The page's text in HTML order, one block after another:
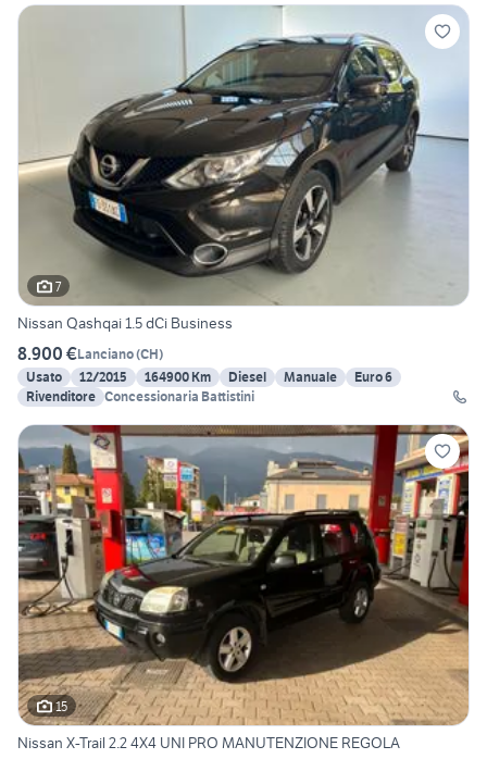
7
Nissan Qashqai 1.5 dCi Business
8.900 €Lanciano(CH)
Usato
12/2015 164900 Km Diesel Manuale
Euro 6
Rivenditore Concessionaria Battistini
15
Nissan X-Trail 2.2 4X4 UNI PRO MANUTENZIONE REGOLA